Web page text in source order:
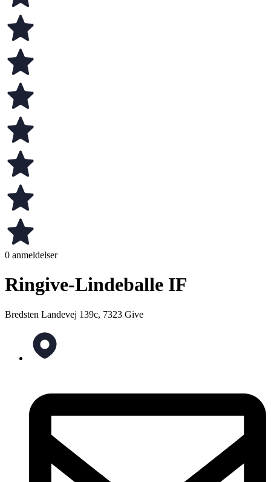
0 anmeldelser
Ringive-Lindeballe IF
Bredsten Landevej 139c, 7323 Give